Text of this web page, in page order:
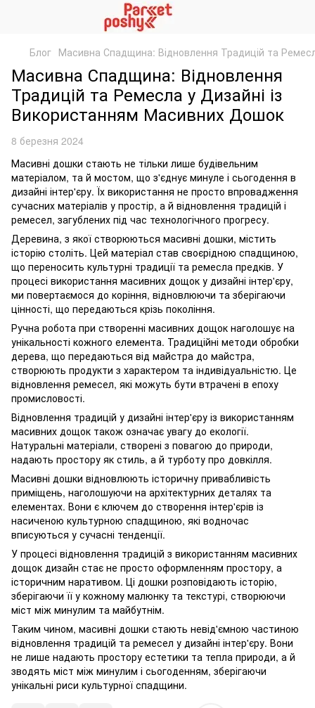
Блог Масивна Спадщина: Відновлення Традицій та
Масивна Спадщина: Відновлення
Традицій та Ремесла у Дизайні із
Використанням Масивних Дошок
8 березня 2024
Масивні дошки стають не тільки лише будівельним
матеріалом, та й мостом, що з'єднує минуле і сьогодення в
дизайні інтер'єру. Їх використання не просто впровадження
сучасних матеріалів у простір, а й відновлення традицій і
ремесел, загублених під час технологічного прогресу.
Деревина, з якої створюються масивні дошки, містить
історію століть. Цей матеріал став своєрідною спадщиною,
що переносить культурні традиції та ремесла предків. У
процесі використання масивних дощок у дизайні інтер'єру,
ми повертаємося до коріння, відновлюючи та зберігаючи
цінності, що передаються крізь покоління.
Ручна робота при створенні масивних дощок наголошує на
унікальності кожного елемента. Традиційні методи обробки
дерева, що передаються від майстра до майстра,
створюють продукти з характером та індивідуальністю. Це
відновлення ремесел, які можуть бути втрачені в епоху
промисловості.
Відновлення традицій у дизайні інтер'єру із використанням
масивних дощок також означає увагу до екології.
Натуральні матеріали, створені з повагою до природи,
надають простору як стиль, а й турботу про довкілля.
Масивні дошки відновлюють історичну привабливість
приміщень, наголошуючи на архітектурних деталях та
елементах. Вони є ключем до створення інтер'єрів із
насиченою культурною спадщиною, які водночас
вписуються у сучасні тенденції.
У процесі відновлення традицій з використанням масивних
дощок дизайн стає не просто оформленням простору, а
історичним наративом. Ці дошки розповідають історію,
зберігаючи її у кожному малюнку та текстурі, створюючи
міст між минулим та майбутнім.
Таким чином, масивні дошки стають невід'ємною частиною
відновлення традицій та ремесел у дизайні інтер'єру. Вони
не лише надають простору естетики та тепла природи, а й
зводять міст між минулим і сьогоденням, зберігаючи
унікальні риси культурної спадщини.